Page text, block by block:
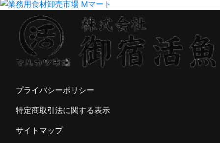
プライバシーポリシー
特定商取引法に関する表示
サイトマップ